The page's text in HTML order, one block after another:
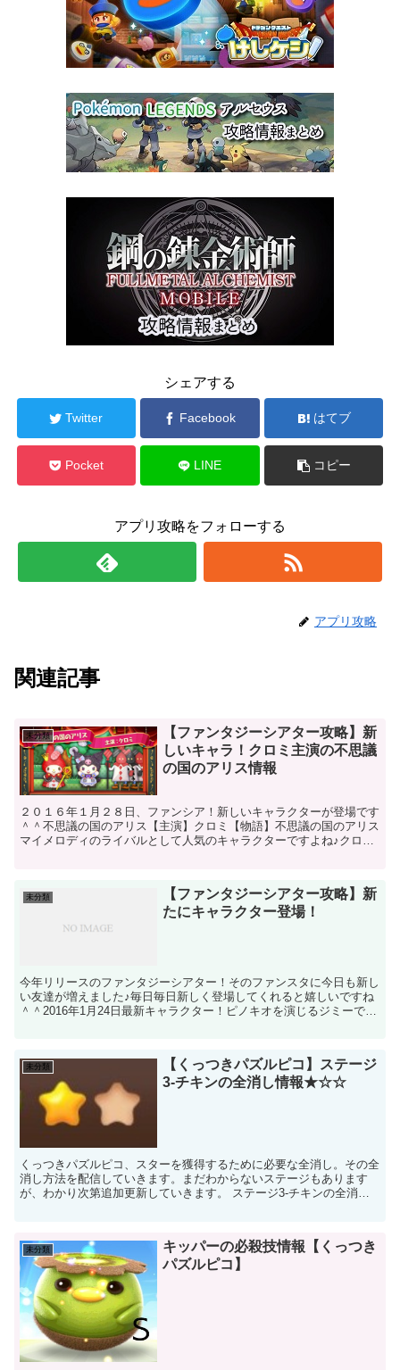
シェアする
Twitter Facebook はてブ
Pocket LINE コピー
アプリ攻略をフォローする
アプリ攻略
関連記事
未分類
【ファンタジーシアター攻略】新
しいキャラ！クロミ主演の不思議
の国のアリス情報
２０１６年１月２８日、ファンシア！新しいキャラクターが登場です
＾＾不思議の国のアリス【主演】クロミ【物語】不思議の国のアリス
マイメロディのライバルとして人気のキャラクターですよね♪クロミ
未分類
【ファンタジーシアター攻略】新
たにキャラクター登場！
今年リリースのファンタジーシアター！そのファンスタに今日も新し
い友達が増えました♪毎日毎日新しく登場してくれると嬉しいですね
＾＾2016年1月24日最新キャラクター！ピノキオを演じるジミーです
未分類
【くっつきパズルピコ】ステージ
3-チキンの全消し情報★☆☆
くっつきパズルピコ、スターを獲得するために必要な全消し。その全
消し方法を配信していきます。まだわからないステージもあります
が、わかり次第追加更新していきます。 ステージ3-チキンの全消し
未分類
キッパーの必殺技情報【くっつき
パズルピコ】